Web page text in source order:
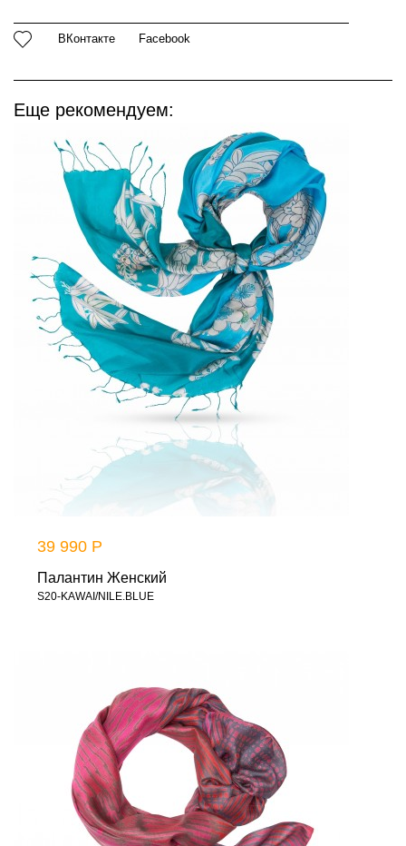
ВКонтакте Facebook
Еще рекомендуем:
39 990 Р
Палантин Женский
S20-KAWAI/NILE.BLUE